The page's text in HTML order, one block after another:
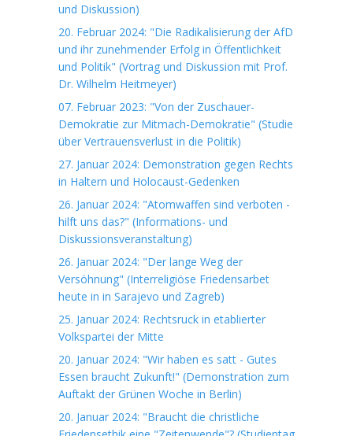
und Diskussion)
20. Februar 2024: "Die Radikalisierung der AfD
und ihr zunehmender Erfolg in Öffentlichkeit
und Politik" (Vortrag und Diskussion mit Prof.
Dr. Wilhelm Heitmeyer)
07. Februar 2023: "Von der Zuschauer-
Demokratie zur Mitmach-Demokratie" (Studie
über Vertrauensverlust in die Politik)
27. Januar 2024: Demonstration gegen Rechts
in Haltern und Holocaust-Gedenken
26. Januar 2024: "Atomwaffen sind verboten -
hilft uns das?" (Informations- und
Diskussionsveranstaltung)
26. Januar 2024: "Der lange Weg der
Versöhnung" (Interreligiöse Friedensarbet
heute in in Sarajevo und Zagreb)
25. Januar 2024: Rechtsruck in etablierter
Volkspartei der Mitte
20. Januar 2024: "Wir haben es satt - Gutes
Essen braucht Zukunft!" (Demonstration zum
Auftakt der Grünen Woche in Berlin)
20. Januar 2024: "Braucht die christliche